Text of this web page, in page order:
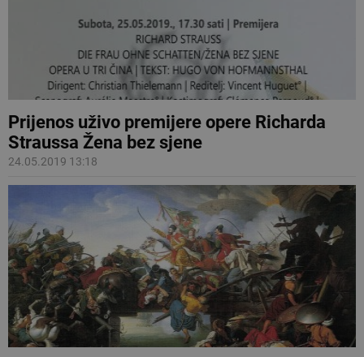
Prijenos uživo premijere opere Richarda
Straussa Žena bez sjene
24.05.2019 13:18